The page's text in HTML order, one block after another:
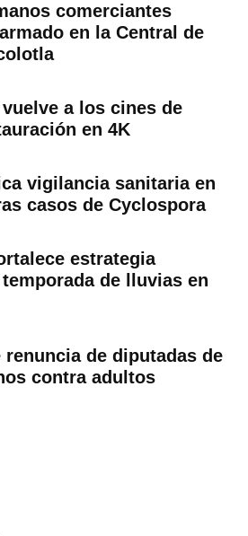
comerciantes
en la Central de
a los cines de
en 4K
vigilancia sanitaria en
casos de Cyclospora
estrategia
de lluvias en
renuncia de diputadas de
contra adultos